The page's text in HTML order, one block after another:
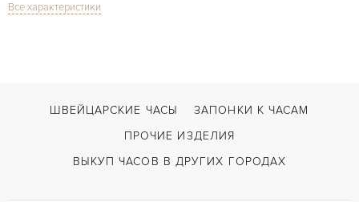
СТЕКЛО
ВОЗМОЖНОСТИ ДОСТАВКИ С документами
Все характеристики
ШВЕЙЦАРСКИЕ ЧАСЫ
ЗАПОНКИ К ЧАСАМ
ПРОЧИЕ ИЗДЕЛИЯ
ВЫКУП ЧАСОВ В ДРУГИХ ГОРОДАХ